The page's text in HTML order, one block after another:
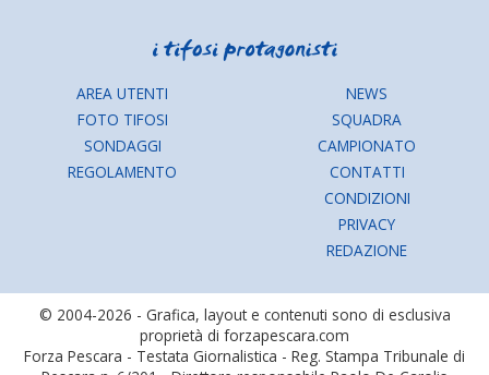
AREA UTENTI
FOTO TIFOSI
SONDAGGI
REGOLAMENTO
NEWS
SQUADRA
CAMPIONATO
CONTATTI
CONDIZIONI
PRIVACY
REDAZIONE
© 2004-2026 - Grafica, layout e contenuti sono di esclusiva
proprietà di forzapescara.com
Forza Pescara - Testata Giornalistica - Reg. Stampa Tribunale di